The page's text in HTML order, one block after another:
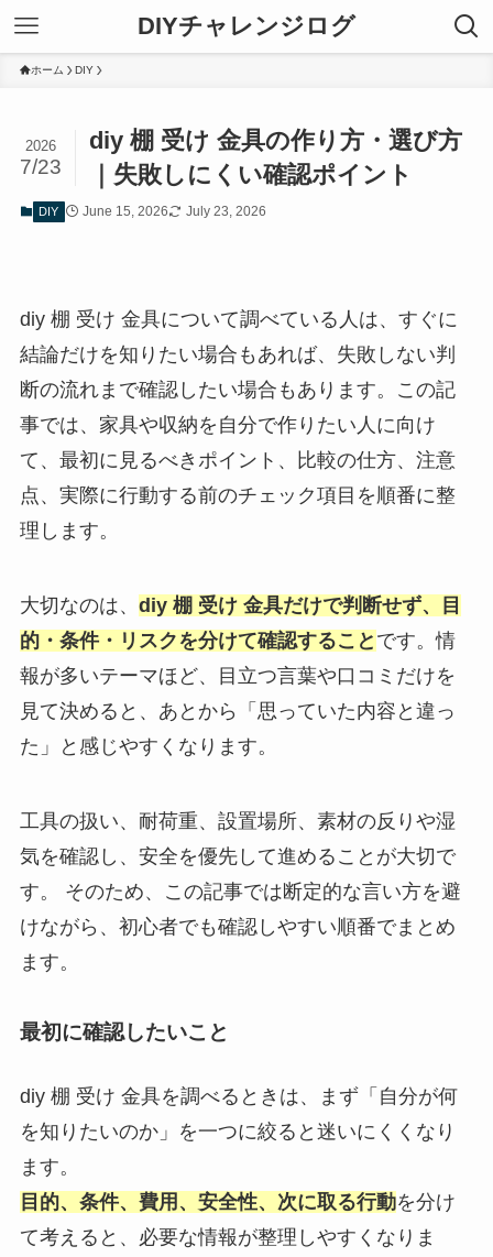
DIYチャレンジログ
ホーム DIY
diy 棚 受け 金具の作り方・選び方
｜失敗しにくい確認ポイント
2026
7/23
DIY June 15, 2026 July 23, 2026
diy 棚 受け 金具について調べている人は、すぐに
結論だけを知りたい場合もあれば、失敗しない判
断の流れまで確認したい場合もあります。この記
事では、家具や収納を自分で作りたい人に向け
て、最初に見るべきポイント、比較の仕方、注意
点、実際に行動する前のチェック項目を順番に整
理します。
大切なのは、 diy 棚 受け 金具だけで判断せず、目
的・条件・リスクを分けて確認すること です。情
報が多いテーマほど、目立つ言葉や口コミだけを
見て決めると、あとから「思っていた内容と違っ
た」と感じやすくなります。
工具の扱い、耐荷重、設置場所、素材の反りや湿
気を確認し、安全を優先して進めることが大切で
す。 そのため、この記事では断定的な言い方を避
けながら、初心者でも確認しやすい順番でまとめ
ます。
最初に確認したいこと
diy 棚 受け 金具を調べるときは、まず「自分が何
を知りたいのか」を一つに絞ると迷いにくくなり
ます。
目的、条件、費用、安全性、次に取る行動を分け
て考えると、必要な情報が整理しやすくなりま